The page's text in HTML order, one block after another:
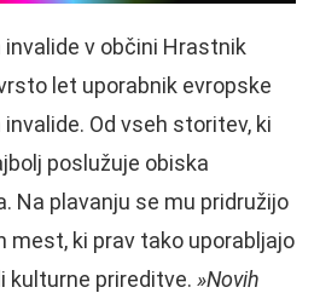
v občini Hrastnik
let uporabnik evropske
Od vseh storitev, ki
poslužuje obiska
Na plavanju se mu pridružijo
mest, ki prav tako uporabljajo
kulturne prireditve. »Novih